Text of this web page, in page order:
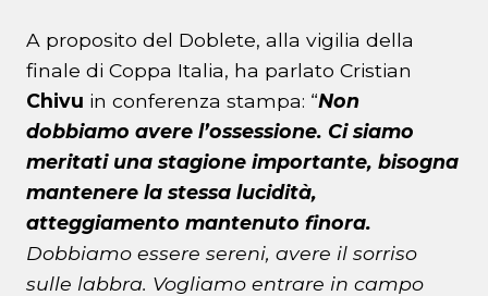
A proposito del Doblete, alla vigilia della
finale di Coppa Italia, ha parlato Cristian
Chivu in conferenza stampa: “Non
dobbiamo avere l’ossessione. Ci siamo
meritati una stagione importante, bisogna
mantenere la stessa lucidità,
atteggiamento mantenuto finora.
Dobbiamo essere sereni, avere il sorriso
sulle labbra. Vogliamo entrare in campo